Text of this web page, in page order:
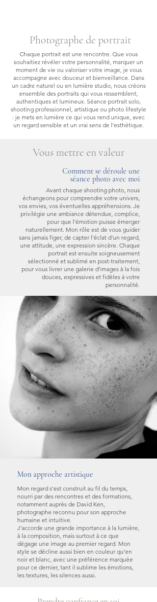
Photographe de portrait
Chaque portrait est une rencontre. Que vous
souhaitiez révéler votre personnalité, marquer un
moment de vie ou valoriser votre image, je vous
accompagne avec douceur et bienveillance. Dans
un cadre naturel ou en lumière studio, nous créons
ensemble des portraits qui vous ressemblent,
authentiques et lumineux. Séance portrait solo,
shooting professionnel, artistique ou photo lifestyle
: je mets en lumière ce qui vous rend unique, avec
un regard sensible et un vrai sens de l’esthétique.
Vous mettre en valeur
Comment se déroule une
séance photo avec moi
Avant chaque shooting photo, nous
échangeons pour comprendre votre univers,
vos envies, vos éventuelles appréhensions. Je
privilégie une ambiance détendue, complice,
pour que l’émotion puisse émerger
naturellement. Mon rôle est de vous guider
sans jamais figer, de capter l’éclat d’un regard,
une attitude, une expression sincère. Chaque
portrait est ensuite soigneusement
sélectionné et sublimé en post-traitement,
pour vous livrer une galerie d’images à la fois
douces, expressives et fidèles à votre
personnalité.
Mon approche artistique
Mon regard s’est construit au fil du temps,
nourri par des rencontres et des formations,
notamment auprès de David Ken,
photographe reconnu pour son approche
humaine et intuitive.
J’accorde une grande importance à la lumière,
à la composition, mais surtout à ce que
dégage une image au premier regard. Mon
style se décline aussi bien en couleur qu’en
noir et blanc, avec une préférence marquée
pour ce dernier, tant il sublime les émotions,
les textures, les silences aussi.